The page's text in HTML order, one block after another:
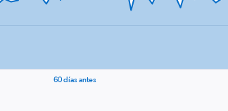
60 días antes